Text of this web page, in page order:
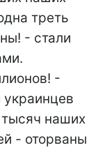
треть
- стали
-
наших
- оторваны